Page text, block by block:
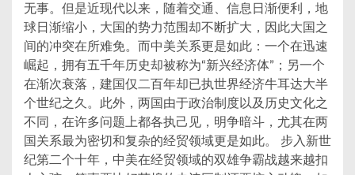
无事。但是近现代以来，随着交通、信息日渐便利，地
球日渐缩小，大国的势力范围却不断扩大，因此大国之
间的冲突在所难免。而中美关系更是如此：一个在迅速
崛起，拥有五千年历史却被称为“新兴经济体”；另一个
在渐次衰落，建国仅二百年却已执世界经济牛耳达大半
个世纪之久。此外，两国由于政治制度以及历史文化之
不同，在许多问题上都各执己见，明争暗斗，尤其在两
国关系最为密切和复杂的经贸领域更是如此。 步入新世
纪第二个十年，中美在经贸领域的双雄争霸战越来越扣